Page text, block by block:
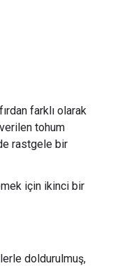
farklı olarak
tohum
rastgele bir
için ikinci bir
doldurulmuş,